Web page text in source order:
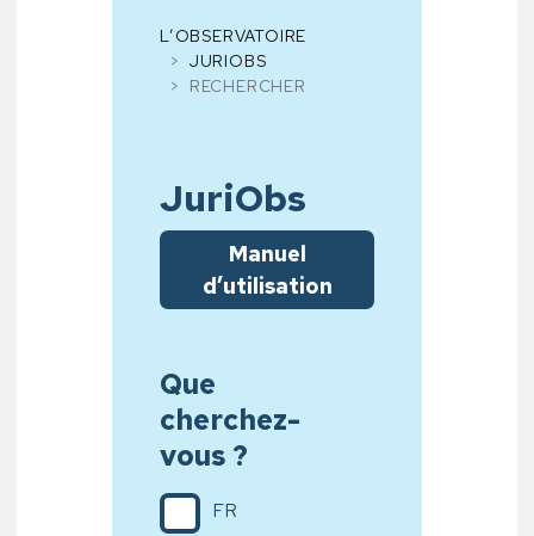
L’OBSERVATOIRE
JURIOBS
RECHERCHER
JuriObs
Manuel
d’utilisation
Que
cherchez-
vous ?
FR